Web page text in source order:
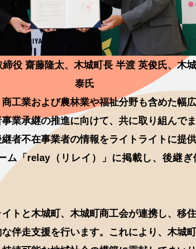
役 齋藤隆太、木城町長 半渡 英俊氏、木
泰氏
工業および農林業や福祉分野も含めた幅
業承継の推進に向けて、共に取り組んで
者不在事業者の情報をライトライトに提
ム「relay（リレイ）」に掲載し、後継ぎ
トと木城町、木城町商工会が連携し、移
伴走支援を行います。これにより、木城